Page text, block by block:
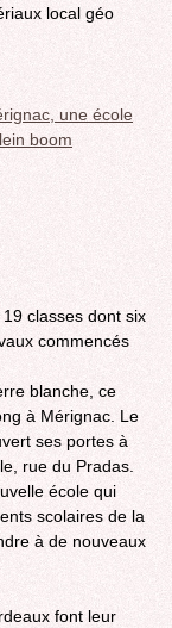
local géo
une école
boom
classes dont six
commencés
blanche, ce
à Mérignac. Le
ses portes à
rue du Pradas.
école qui
scolaires de la
à de nouveaux
font leur